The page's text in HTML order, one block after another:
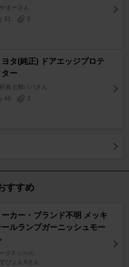
まーさん
31
0
ヨタ(純正) ドアエッジプロテ
ター
眞七都パパさん
46
3
すすめ
ーカー・ブランド不明 メッキ
ールランプガーニッシュモー
クX [130系]
ぴょんXさん